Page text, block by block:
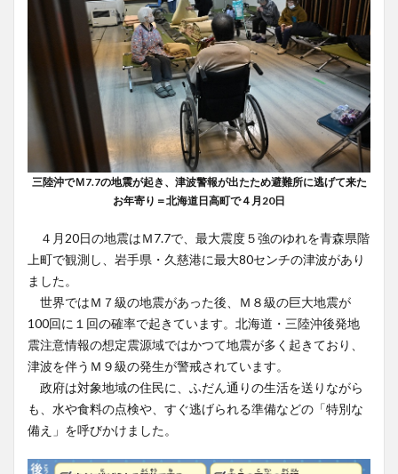
三陸沖でＭ7.7の地震が起き、津波警報が出たため避難所に逃げて来た
お年寄り＝北海道日高町で４月20日
４月20日の地震はＭ7.7で、最大震度５強のゆれを青森県階
上町で観測し、岩手県・久慈港に最大80センチの津波があり
ました。
世界ではＭ７級の地震があった後、Ｍ８級の巨大地震が
100回に１回の確率で起きています。北海道・三陸沖後発地
震注意情報の想定震源域ではかつて地震が多く起きており、
津波を伴うＭ９級の発生が警戒されています。
政府は対象地域の住民に、ふだん通りの生活を送りながら
も、水や食料の点検や、すぐ逃げられる準備などの「特別な
備え」を呼びかけました。